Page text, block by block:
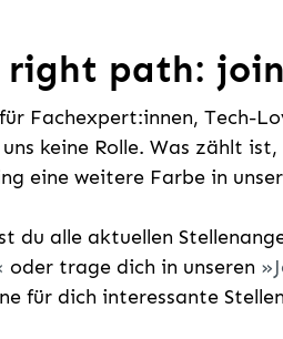
right path:
Fachexpert:innen, Tech-
keine Rolle. Was zählt
eine weitere Farbe in
du alle aktuellen
oder trage dich in unseren
für dich interessante